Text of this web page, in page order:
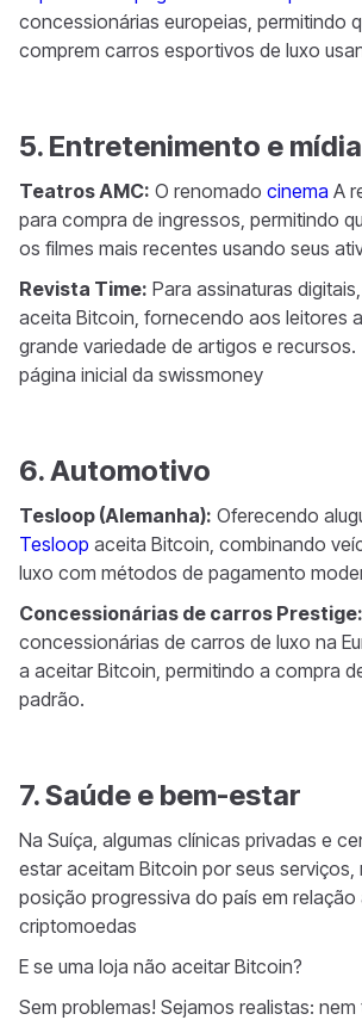
concessionárias europeias, permitindo
comprem carros esportivos de luxo
5. Entretenimento e mídia
Teatros AMC: O renomado cinema A
para compra de ingressos, permitindo
os filmes mais recentes usando seus
Revista Time: Para assinaturas digitais,
aceita Bitcoin, fornecendo aos leitores
grande variedade de artigos e recursos.
página inicial da swissmoney
6. Automotivo
Tesloop (Alemanha): Oferecendo
Tesloop aceita Bitcoin, combinando
luxo com métodos de pagamento
Concessionárias de carros Prestige:
concessionárias de carros de luxo na
a aceitar Bitcoin, permitindo a compra
padrão.
7. Saúde e bem-estar
Na Suíça, algumas clínicas privadas e
estar aceitam Bitcoin por seus serviços,
posição progressiva do país em
criptomoedas
E se uma loja não aceitar Bitcoin?
Sem problemas! Sejamos realistas: